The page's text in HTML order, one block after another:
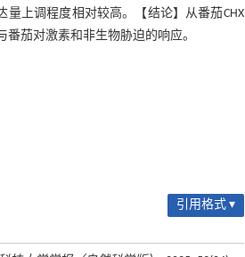
量上调程度相对较高。【结论】从番茄CHX
番茄对激素和非生物胁迫的响应。
引用格式 ▾